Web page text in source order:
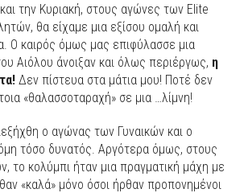
την Κυριακή, στους αγώνες των Elite
θα είχαμε μια εξίσου ομαλή και
Ο καιρός όμως μας επιφύλασσε μια
Αιόλου άνοιξαν και όλως περιέργως, η
Δεν πίστευα στα μάτια μου! Ποτέ δεν
«θαλασσοταραχή» σε μια …λίμνη!
ο αγώνας των Γυναικών και ο
τόσο δυνατός. Αργότερα όμως, στους
το κολύμπι ήταν μια πραγματική μάχη με
«καλά» μόνο όσοι ήρθαν προπονημένοι